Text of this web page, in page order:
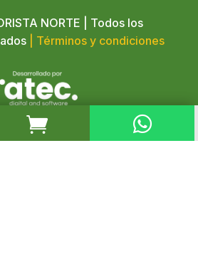
NORTE | Todos los
| Términos y condiciones
 